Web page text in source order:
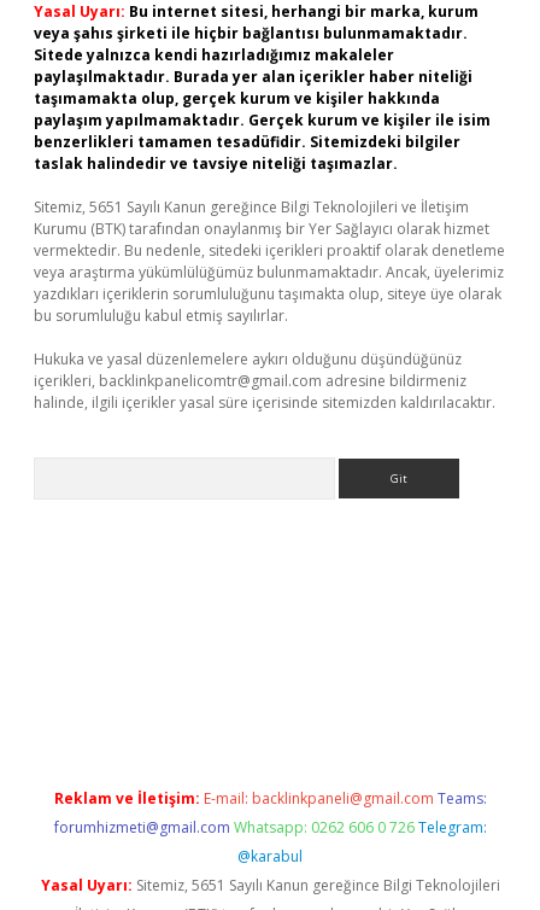
Yasal Uyarı: Bu internet sitesi, herhangi bir marka, kurum
veya şahıs şirketi ile hiçbir bağlantısı bulunmamaktadır.
Sitede yalnızca kendi hazırladığımız makaleler
paylaşılmaktadır. Burada yer alan içerikler haber niteliği
taşımamakta olup, gerçek kurum ve kişiler hakkında
paylaşım yapılmamaktadır. Gerçek kurum ve kişiler ile isim
benzerlikleri tamamen tesadüfidir. Sitemizdeki bilgiler
taslak halindedir ve tavsiye niteliği taşımazlar.
Sitemiz, 5651 Sayılı Kanun gereğince Bilgi Teknolojileri ve İletişim
Kurumu (BTK) tarafından onaylanmış bir Yer Sağlayıcı olarak hizmet
vermektedir. Bu nedenle, sitedeki içerikleri proaktif olarak denetleme
veya araştırma yükümlülüğümüz bulunmamaktadır. Ancak, üyelerimiz
yazdıkları içeriklerin sorumluluğunu taşımakta olup, siteye üye olarak
bu sorumluluğu kabul etmiş sayılırlar.
Hukuka ve yasal düzenlemelere aykırı olduğunu düşündüğünüz
içerikleri, backlinkpanelicomtr@gmail.com adresine bildirmeniz
halinde, ilgili içerikler yasal süre içerisinde sitemizden kaldırılacaktır.
Reklam ve İletişim: E-mail: backlinkpaneli@gmail.com Teams:
forumhizmeti@gmail.com Whatsapp: 0262 606 0 726 Telegram:
@karabul
Yasal Uyarı: Sitemiz, 5651 Sayılı Kanun gereğince Bilgi Teknolojileri